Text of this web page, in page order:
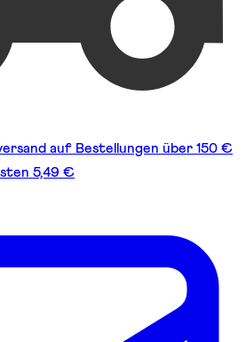
auf Bestellungen über 150 €
5,49 €